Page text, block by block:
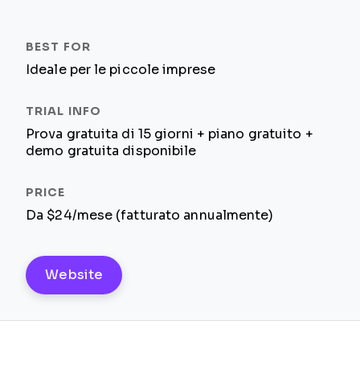
Ideale per le piccole imprese
Prova gratuita di 15 giorni + piano gratuito +
demo gratuita disponibile
Da $24/mese (fatturato annualmente)
Website